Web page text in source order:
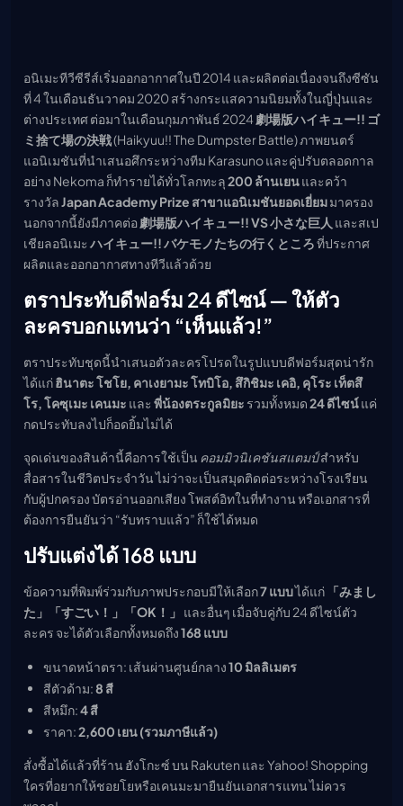
อนิเมะทีวีซีรีส์เริ่มออกอากาศในปี 2014 และผลิตต่อเนื่องจนถึงซีซัน
ที่ 4 ในเดือนธันวาคม 2020 สร้างกระแสความนิยมทั้งในญี่ปุ่นและ
ต่างประเทศ ต่อมาในเดือนกุมภาพันธ์ 2024 劇場版ハイキュー!! ゴ
ミ捨て場の決戦(Haikyuu!! The Dumpster Battle) ภาพยนตร์
แอนิเมชันที่นำเสนอศึกระหว่างทีม Karasuno และคู่ปรับตลอดกาล
อย่าง Nekoma ก็ทำรายได้ทั่วโลกทะลุ200 ล้านเยนและคว้า
รางวัล Japan Academy Prize สาขาแอนิเมชันยอดเยี่ยมมาครอง
นอกจากนี้ยังมีภาคต่อ劇場版ハイキュー!! VS 小さな巨人 และสเป
เชียลอนิเมะ ハイキュー!! バケモノたちの行くところที่ประกาศ
ผลิตและออกอากาศทางทีวีแล้วด้วย
ตราประทับดีฟอร์ม 24 ดีไซน์ — ให้ตัว
ละครบอกแทนว่า “เห็นแล้ว!”
ตราประทับชุดนี้นำเสนอตัวละครโปรดในรูปแบบดีฟอร์มสุดน่ารัก
ได้แก่ฮินาตะ โชโย, คาเงยามะ โทบิโอ, สึกิชิมะ เคอิ, คุโระ เท็ตสึ
โร, โคซุเมะ เคนมะ และ พี่น้องตระกูลมิยะ รวมทั้งหมด24 ดีไซน์แค่
กดประทับลงไปก็อดยิ้มไม่ได้
จุดเด่นของสินค้านี้คือการใช้เป็น คอมมิวนิเคชันสแตมป์สำหรับ
สื่อสารในชีวิตประจำวัน ไม่ว่าจะเป็นสมุดติดต่อระหว่างโรงเรียน
กับผู้ปกครอง บัตรอ่านออกเสียง โพสต์อิทในที่ทำงาน หรือเอกสารที่
ต้องการยืนยันว่า “รับทราบแล้ว” ก็ใช้ได้หมด
ปรับแต่งได้ 168 แบบ
ข้อความที่พิมพ์ร่วมกับภาพประกอบมีให้เลือก7 แบบได้แก่ 「みまし
た」「すごい！」「OK！」 และอื่นๆ เมื่อจับคู่กับ 24 ดีไซน์ตัว
ละคร จะได้ตัวเลือกทั้งหมดถึง168 แบบ
ขนาดหน้าตรา: เส้นผ่านศูนย์กลาง10 มิลลิเมตร
สีตัวด้าม:8 สี
สีหมึก:4 สี
ราคา:2,600 เยน (รวมภาษีแล้ว)
สั่งซื้อได้แล้วที่ร้าน ฮังโกะซ์ บน Rakuten และ Yahoo! Shopping
ใครที่อยากให้ชอยโยหรือเคนมะมายืนยันเอกสารแทน ไม่ควร